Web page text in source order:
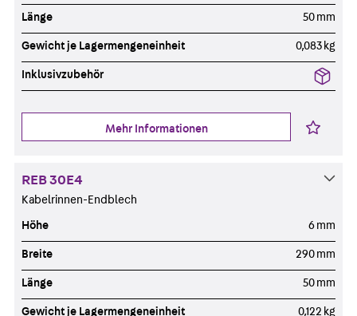
Länge 50 mm
Gewicht je Lagermengeneinheit 0,083 kg
Inklusivzubehör
Mehr Informationen
REB 30E4
Kabelrinnen-Endblech
Höhe 6 mm
Breite 290 mm
Länge 50 mm
Gewicht je Lagermengeneinheit 0,122 kg